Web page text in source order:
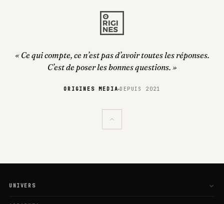
« Ce qui compte, ce n’est pas d’avoir toutes les réponses.
C’est de poser les bonnes questions. »
ORIGINES MEDIA DEPUIS 2021
UNIVERS